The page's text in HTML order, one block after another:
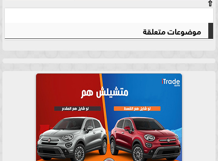
⇧
موضوعات متعلقة